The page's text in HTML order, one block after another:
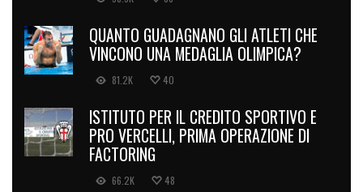
QUANTO GUADAGNANO GLI ATLETI CHE
VINCONO UNA MEDAGLIA OLIMPICA?
81.2K 40
ISTITUTO PER IL CREDITO SPORTIVO E
PRO VERCELLI, PRIMA OPERAZIONE DI
FACTORING
66.2K 48